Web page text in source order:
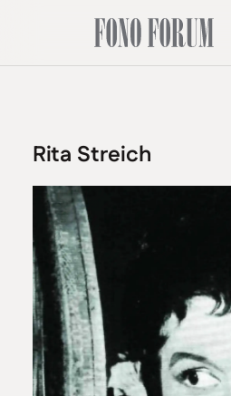
Rita Streich